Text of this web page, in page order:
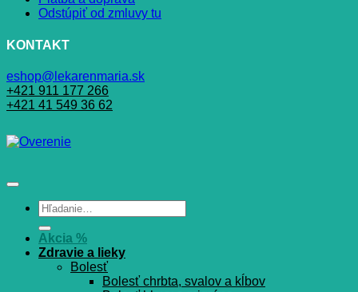
Odstúpiť od zmluvy tu
KONTAKT
eshop@lekarenmaria.sk
+421 911 177 266
+421 41 549 36 62
Hľadať:
Akcia %
Zdravie a lieky
Bolesť
Bolesť chrbta, svalov a kĺbov